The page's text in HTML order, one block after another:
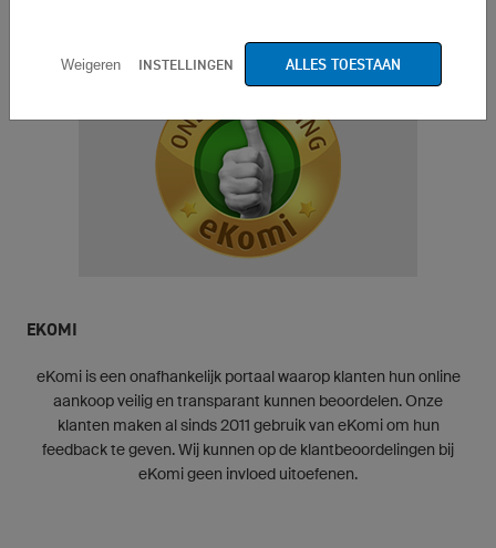
EKOMI
eKomi is een onafhankelijk portaal waarop klanten hun online
aankoop veilig en transparant kunnen beoordelen. Onze
klanten maken al sinds 2011 gebruik van eKomi om hun
feedback te geven. Wij kunnen op de klantbeoordelingen bij
eKomi geen invloed uitoefenen.
Weigeren INSTELLINGEN ALLES TOESTAAN